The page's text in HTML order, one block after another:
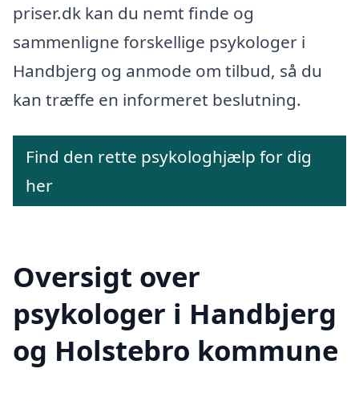
priser.dk kan du nemt finde og
sammenligne forskellige psykologer i
Handbjerg og anmode om tilbud, så du
kan træffe en informeret beslutning.
Find den rette psykologhjælp for dig
her
Oversigt over
psykologer i Handbjerg
og Holstebro kommune